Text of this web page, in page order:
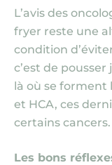
L’avis des
fryer reste une
condition
c’est de
là où se forment
et HCA, ces
certains cancers.
Les bons